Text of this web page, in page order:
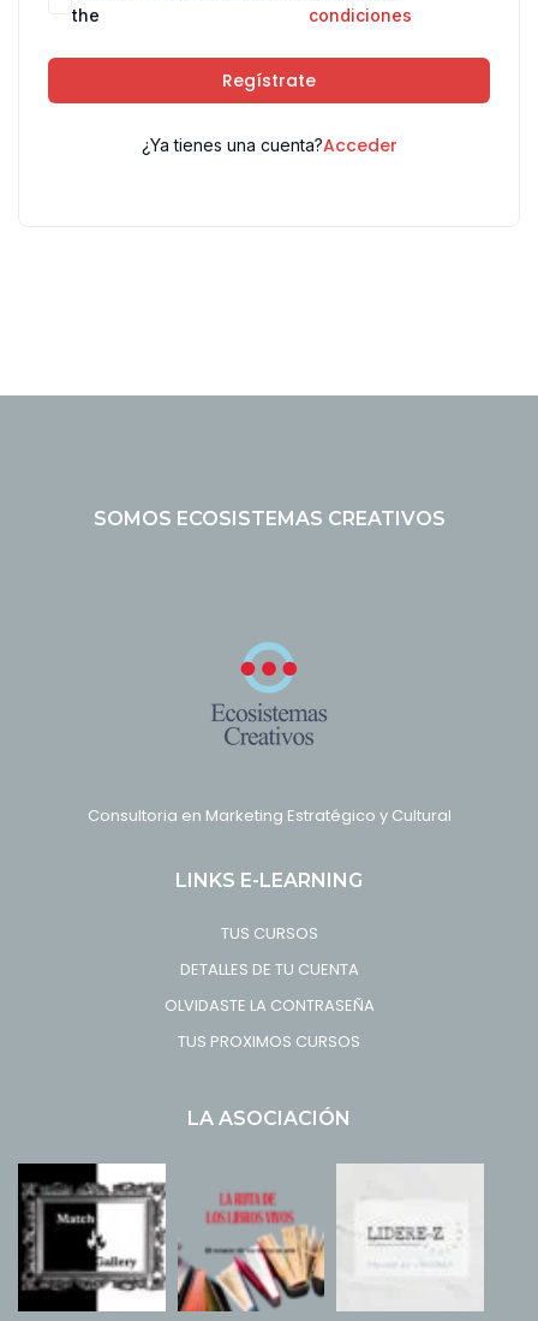
the
condiciones
Regístrate
¿Ya tienes una cuenta?Acceder
SOMOS ECOSISTEMAS CREATIVOS
Consultoria en Marketing Estratégico y Cultural
LINKS E-LEARNING
TUS CURSOS
DETALLES DE TU CUENTA
OLVIDASTE LA CONTRASEÑA
TUS PROXIMOS CURSOS
LA ASOCIACIÓN